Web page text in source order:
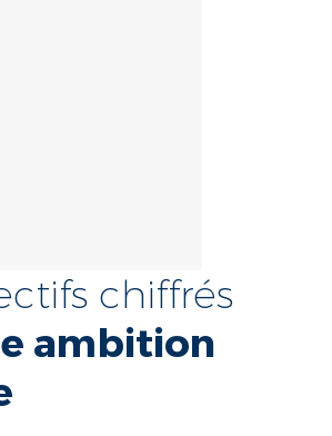
chiffrés
ambition